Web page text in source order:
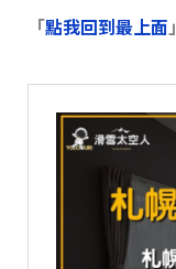
「點我回到最上面」